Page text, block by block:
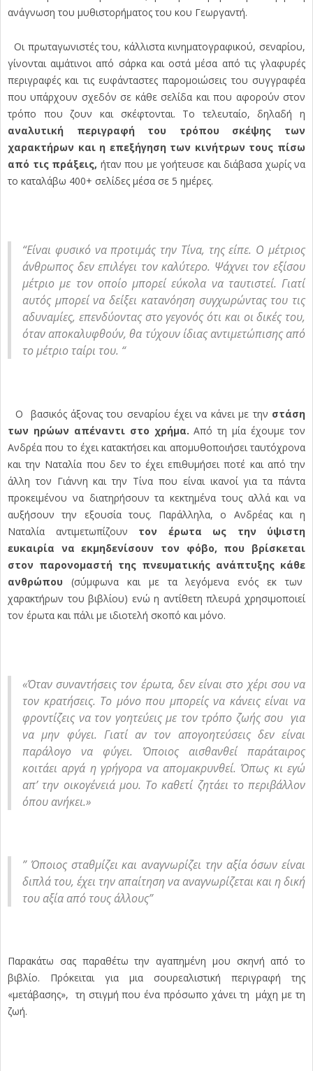
ανάγνωση του μυθιστορήματος του κου Γεωργαντή.
Οι πρωταγωνιστές του, κάλλιστα κινηματογραφικού, σεναρίου,
γίνονται αιμάτινοι από σάρκα και οστά μέσα από τις γλαφυρές
περιγραφές και τις ευφάνταστες παρομοιώσεις του συγγραφέα
που υπάρχουν σχεδόν σε κάθε σελίδα και που αφορούν στον
τρόπο που ζουν και σκέφτονται. Το τελευταίο, δηλαδή η
αναλυτική περιγραφή του τρόπου σκέψης των
χαρακτήρων και η επεξήγηση των κινήτρων τους πίσω
από τις πράξεις, ήταν που με γοήτευσε και διάβασα χωρίς να
το καταλάβω 400+ σελίδες μέσα σε 5 ημέρες.
“Είναι φυσικό να προτιμάς την Τίνα, της είπε. Ο μέτριος
άνθρωπος δεν επιλέγει τον καλύτερο. Ψάχνει τον εξίσου
μέτριο με τον οποίο μπορεί εύκολα να ταυτιστεί. Γιατί
αυτός μπορεί να δείξει κατανόηση συγχωρώντας του τις
αδυναμίες, επενδύοντας στο γεγονός ότι και οι δικές του,
όταν αποκαλυφθούν, θα τύχουν ίδιας αντιμετώπισης από
το μέτριο ταίρι του. “
Ο βασικός άξονας του σεναρίου έχει να κάνει με την στάση
των ηρώων απέναντι στο χρήμα. Από τη μία έχουμε τον
Ανδρέα που το έχει κατακτήσει και απομυθοποιήσει ταυτόχρονα
και την Ναταλία που δεν το έχει επιθυμήσει ποτέ και από την
άλλη τον Γιάννη και την Τίνα που είναι ικανοί για τα πάντα
προκειμένου να διατηρήσουν τα κεκτημένα τους αλλά και να
αυξήσουν την εξουσία τους. Παράλληλα, ο Ανδρέας και η
Ναταλία αντιμετωπίζουν τον έρωτα ως την ύψιστη
ευκαιρία να εκμηδενίσουν τον φόβο, που βρίσκεται
στον παρονομαστή της πνευματικής ανάπτυξης κάθε
ανθρώπου (σύμφωνα και με τα λεγόμενα ενός εκ των
χαρακτήρων του βιβλίου) ενώ η αντίθετη πλευρά χρησιμοποιεί
τον έρωτα και πάλι με ιδιοτελή σκοπό και μόνο.
«Όταν συναντήσεις τον έρωτα, δεν είναι στο χέρι σου να
τον κρατήσεις. Το μόνο που μπορείς να κάνεις είναι να
φροντίζεις να τον γοητεύεις με τον τρόπο ζωής σου για
να μην φύγει. Γιατί αν τον απογοητεύσεις δεν είναι
παράλογο να φύγει. Όποιος αισθανθεί παράταιρος
κοιτάει αργά η γρήγορα να απομακρυνθεί. Όπως κι εγώ
απ’ την οικογένειά μου. Το καθετί ζητάει το περιβάλλον
όπου ανήκει.»
” Όποιος σταθμίζει και αναγνωρίζει την αξία όσων είναι
διπλά του, έχει την απαίτηση να αναγνωρίζεται και η δική
του αξία από τους άλλους”
Παρακάτω σας παραθέτω την αγαπημένη μου σκηνή από το
βιβλίο. Πρόκειται για μια σουρεαλιστική περιγραφή της
«μετάβασης», τη στιγμή που ένα πρόσωπο χάνει τη μάχη με τη
ζωή.